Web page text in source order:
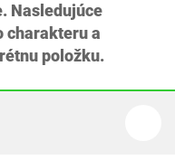
Nasledujúce
charakteru a
položku.